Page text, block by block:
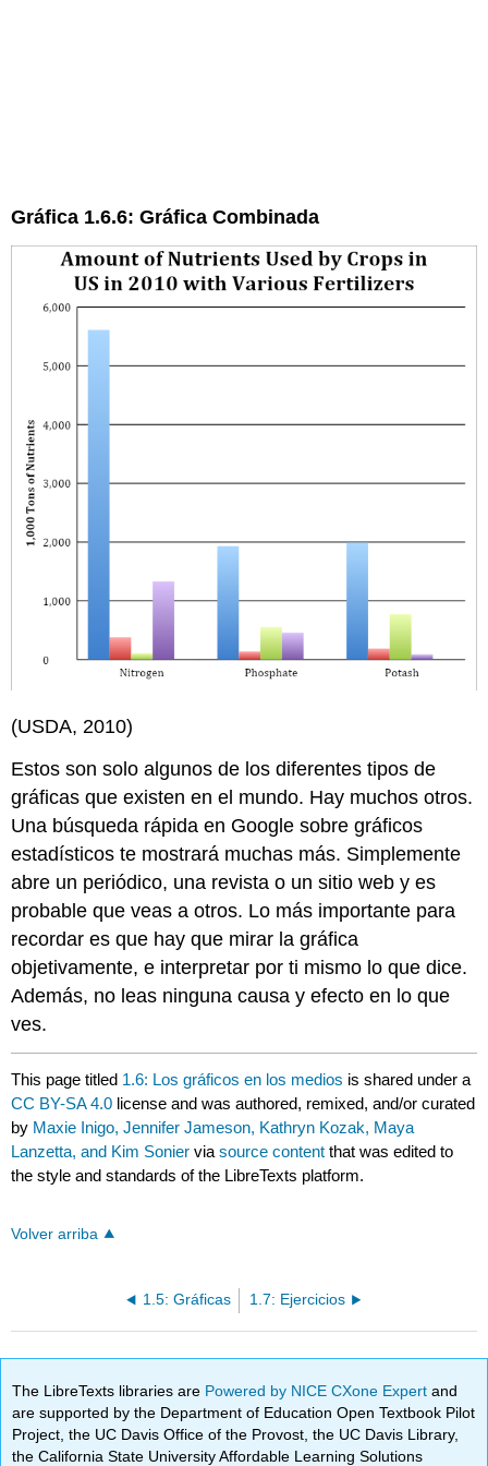
Gráfica 1.6.6: Gráfica Combinada
(USDA, 2010)
Estos son solo algunos de los diferentes tipos de
gráficas que existen en el mundo. Hay muchos otros.
Una búsqueda rápida en Google sobre gráficos
estadísticos te mostrará muchas más. Simplemente
abre un periódico, una revista o un sitio web y es
probable que veas a otros. Lo más importante para
recordar es que hay que mirar la gráfica
objetivamente, e interpretar por ti mismo lo que dice.
Además, no leas ninguna causa y efecto en lo que
ves.
This page titled 1.6: Los gráficos en los medios is shared under a
CC BY-SA 4.0 license and was authored, remixed, and/or curated
by Maxie Inigo, Jennifer Jameson, Kathryn Kozak, Maya
Lanzetta, and Kim Sonier viasource content that was edited to
the style and standards of the LibreTexts platform.
Volver arriba
1.5: Gráficas 1.7: Ejercicios
The LibreTexts libraries are Powered by NICE CXone Expertand
are supported by the Department of Education Open Textbook Pilot
Project, the UC Davis Office of the Provost, the UC Davis Library,
the California State University Affordable Learning Solutions